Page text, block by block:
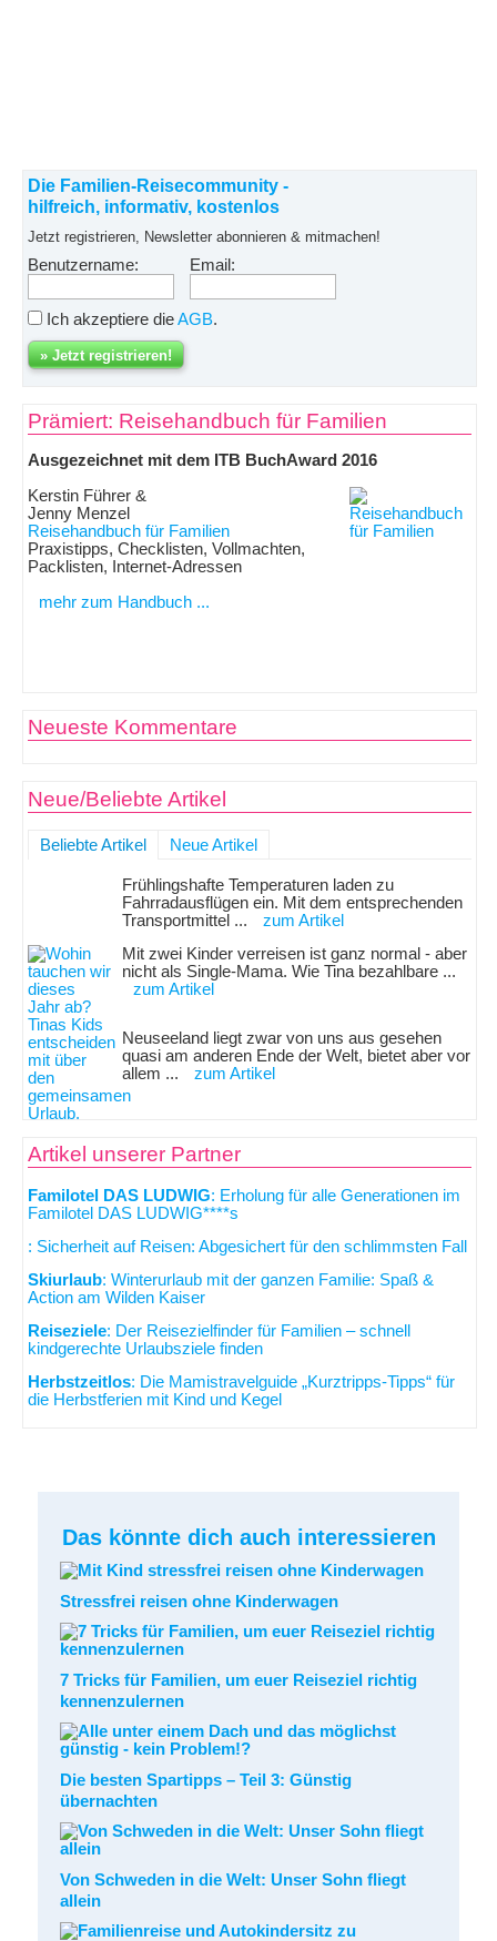
Die Familien-Reisecommunity -
hilfreich, informativ, kostenlos
Jetzt registrieren, Newsletter abonnieren & mitmachen!
Benutzername: Email:
Ich akzeptiere dieAGB.
Prämiert: Reisehandbuch für Familien
Ausgezeichnet mit dem ITB BuchAward 2016
Kerstin Führer &
Jenny Menzel
Reisehandbuch für Familien
Praxistipps, Checklisten, Vollmachten,
Packlisten, Internet-Adressen
mehr zum Handbuch ...
Neueste Kommentare
Neue/Beliebte Artikel
Beliebte Artikel Neue Artikel
Frühlingshafte Temperaturen laden zu
Fahrradausflügen ein. Mit dem entsprechenden
Transportmittel ...
zum Artikel
Mit zwei Kinder verreisen ist ganz normal - aber
nicht als Single-Mama. Wie Tina bezahlbare ...
zum Artikel
Neuseeland liegt zwar von uns aus gesehen
quasi am anderen Ende der Welt, bietet aber vor
allem ...
zum Artikel
Artikel unserer Partner
Familotel DAS LUDWIG: Erholung für alle Generationen im
Familotel DAS LUDWIG****s
: Sicherheit auf Reisen: Abgesichert für den schlimmsten Fall
Skiurlaub: Winterurlaub mit der ganzen Familie: Spaß &
Action am Wilden Kaiser
Reiseziele: Der Reisezielfinder für Familien – schnell
kindgerechte Urlaubsziele finden
Herbstzeitlos: Die Mamistravelguide „Kurztripps-Tipps“ für
die Herbstferien mit Kind und Kegel
Das könnte dich auch interessieren
Stressfrei reisen ohne Kinderwagen
7 Tricks für Familien, um euer Reiseziel richtig
kennenzulernen
Die besten Spartipps – Teil 3: Günstig
übernachten
Von Schweden in die Welt: Unser Sohn fliegt
allein